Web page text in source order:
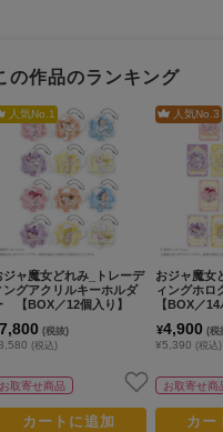
の作品のランキング
人気No. 1
ジャ魔女どれみ_トレーデ
ングアクリルキーホルダ
【BOX／12個入り】
7,800 (税抜)
(税込)
お取寄せ商品
カートに追加
人気No.3
おジャ魔女
ィングホ
【BOX／14
¥4,900 (税
¥5,390(税込)
お取寄せ商
カー